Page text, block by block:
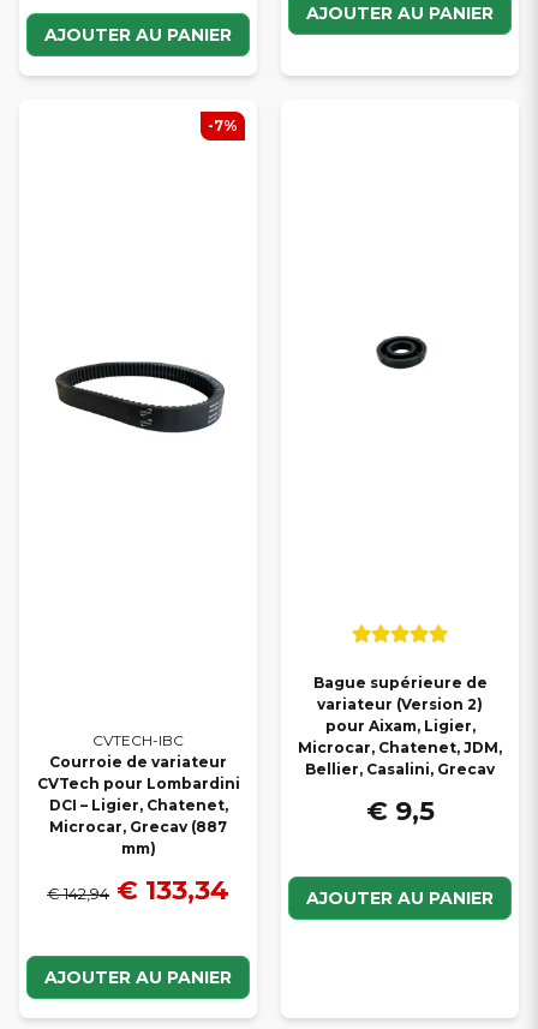
AJOUTER AU PANIER
AJOUTER AU PANIER
CVTECH-IBC
Courroie de variateur
CVTech pour Lombardini
DCI – Ligier, Chatenet,
Microcar, Grecav (887
mm)
€ 142,94 € 133,34
AJOUTER AU PANIER
-7%
Bague supérieure de
variateur (Version 2)
pour Aixam, Ligier,
Microcar, Chatenet, JDM,
Bellier, Casalini, Grecav
€ 9,5
AJOUTER AU PANIER